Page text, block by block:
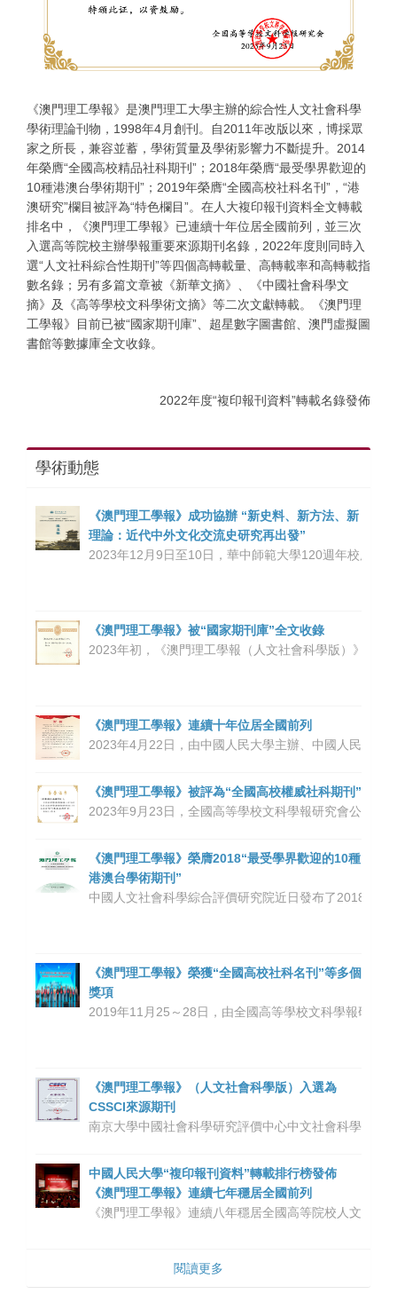
《澳門理工學報》是澳門理工大學主辦的綜合性人文社會科學
學術理論刊物，1998年4月創刊。自2011年改版以來，博採眾
家之所長，兼容並蓄，學術質量及學術影響力不斷提升。2014
年榮膺“全國高校精品社科期刊”；2018年榮膺“最受學界歡迎的
10種港澳台學術期刊”；2019年榮膺“全國高校社科名刊”，“港
澳研究”欄目被評為“特色欄目”。在人大複印報刊資料全文轉載
排名中，《澳門理工學報》已連續十年位居全國前列，並三次
入選高等院校主辦學報重要來源期刊名錄，2022年度則同時入
選“人文社科綜合性期刊”等四個高轉載量、高轉載率和高轉載指
數名錄；另有多篇文章被《新華文摘》、《中國社會科學文
摘》及《高等學校文科學術文摘》等二次文獻轉載。《澳門理
工學報》目前已被“國家期刊庫”、超星數字圖書館、澳門虛擬圖
書館等數據庫全文收錄。
2022年度“複印報刊資料”轉載名錄發佈
學術動態
《澳門理工學報》成功協辦 “新史料、新方法、新
理論：近代中外文化交流史研究再出發”
2023年12月9日至10日，華中師範大學120週年校慶歷
《澳門理工學報》被“國家期刊庫”全文收錄
2023年初，《澳門理工學報（人文社會科學版）》受
《澳門理工學報》連續十年位居全國前列
2023年4月22日，由中國人民大學主辦、中國人民大學
《澳門理工學報》被評為“全國高校權威社科期刊”
2023年9月23日，全國高等學校文科學報研究會公布了
《澳門理工學報》榮膺2018“最受學界歡迎的10種
港澳台學術期刊”
中國人文社會科學綜合評價研究院近日發布了2018“最
《澳門理工學報》榮獲“全國高校社科名刊”等多個
獎項
2019年11月25～28日，由全國高等學校文科學報研究
《澳門理工學報》（人文社會科學版）入選為
CSSCI來源期刊
南京大學中國社會科學研究評價中心中文社會科學引文
中國人民大學“複印報刊資料”轉載排行榜發佈
《澳門理工學報》連續七年穩居全國前列
《澳門理工學報》連續八年穩居全國高等院校人文社科
閱讀更多